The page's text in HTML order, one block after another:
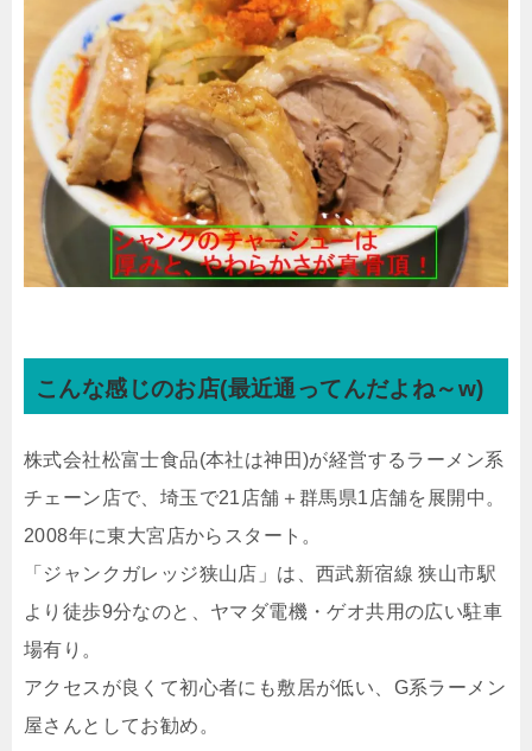
こんな感じのお店(最近通ってんだよね～w)
株式会社松富士食品(本社は神田)が経営するラーメン系
チェーン店で、埼玉で21店舗＋群馬県1店舗を展開中。
2008年に東大宮店からスタート。
「ジャンクガレッジ狭山店」は、西武新宿線 狭山市駅
より徒歩9分なのと、ヤマダ電機・ゲオ共用の広い駐車
場有り。
アクセスが良くて初心者にも敷居が低い、G系ラーメン
屋さんとしてお勧め。